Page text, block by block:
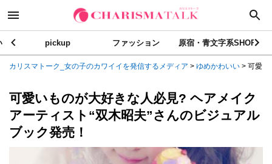
pickup ファッション 原宿・青文字系SHOP
カリスマトーク_女の子のカワイイを発信するメディア > ゆめかわいい > 可愛い
可愛いものが大好きな人必見? ヘアメイク
アーティスト“双木昭夫”さんのビジュアル
ブック発売！